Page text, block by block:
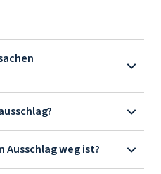
Ausschlag weg ist?